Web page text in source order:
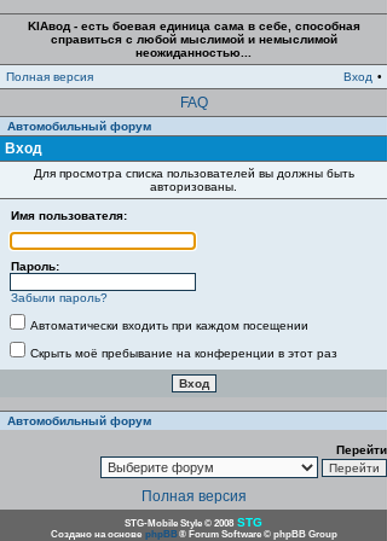
KIAвод - есть боевая единица сама в себе, способная
справиться с любой мыслимой и немыслимой
неожиданностью...
Полная версия
Вход •
FAQ
Автомобильный форум
Вход
Для просмотра списка пользователей вы должны быть
авторизованы.
Имя пользователя:
Пароль:
Забыли пароль?
Автоматически входить при каждом посещении
Скрыть моё пребывание на конференции в этот раз
Автомобильный форум
Перейти
Полная версия
STG-Mobile Style © 2008 STG
Создано на основе phpBB® Forum Software © phpBB Group